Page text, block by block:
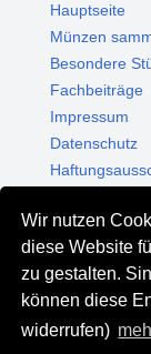
Wir nutzen
diese Website
zu gestalten.
können diese
widerrufen)
Hauptseite
Münzen
Besondere
Fachbeiträge
Impressum
Datenschutz
Shop -
Münzgalerie
MGM
MGM Pfand